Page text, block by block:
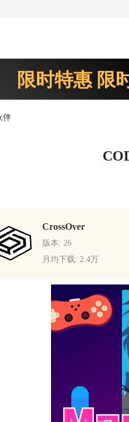
限时特惠 限
伴
CrossOver
版本: 26
月均下载: 2.4万